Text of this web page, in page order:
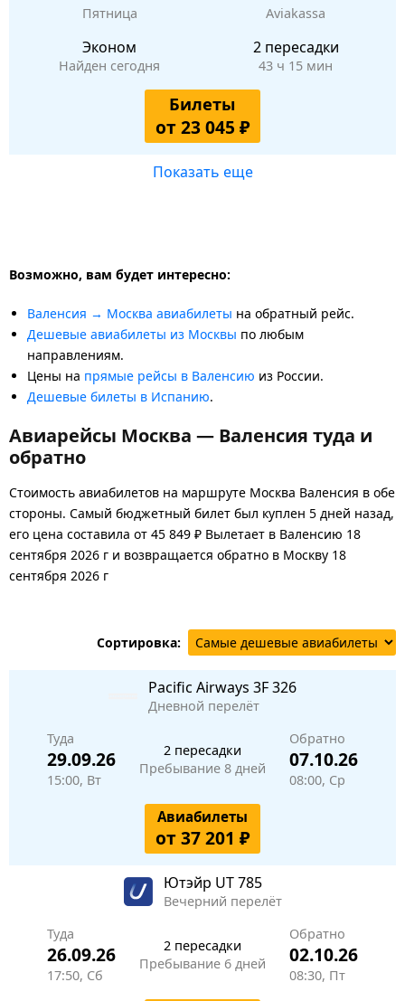
Пятница Aviakassa
Эконом
Найден сегодня
2 пересадки
43 ч 15 мин
Билеты
от 23 045 ₽
Показать еще
Возможно, вам будет интересно:
Валенсия → Москва авиабилеты на обратный рейс.
Дешевые авиабилеты из Москвы по любым
направлениям.
Цены на прямые рейсы в Валенсию из России.
Дешевые билеты в Испанию.
Авиарейсы Москва — Валенсия туда и
обратно
Стоимость авиабилетов на маршруте Москва Валенсия в обе
стороны. Самый бюджетный билет был куплен 5 дней назад,
его цена составила от 45 849 ₽ Вылетает в Валенсию 18
сентября 2026 г и возвращается обратно в Москву 18
сентября 2026 г
Сортировка:
Pacific Airways 3F 326
Дневной перелёт
Туда
29.09.26
15:00, Вт
2 пересадки
Пребывание 8 дней
Обратно
07.10.26
08:00, Ср
Авиабилеты
от 37 201 ₽
Ютэйр UT 785
Вечерний перелёт
Туда
26.09.26
17:50, Сб
2 пересадки
Пребывание 6 дней
Обратно
02.10.26
08:30, Пт